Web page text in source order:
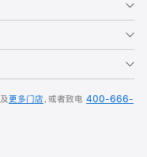
及更多门店，或者致电 400-666-